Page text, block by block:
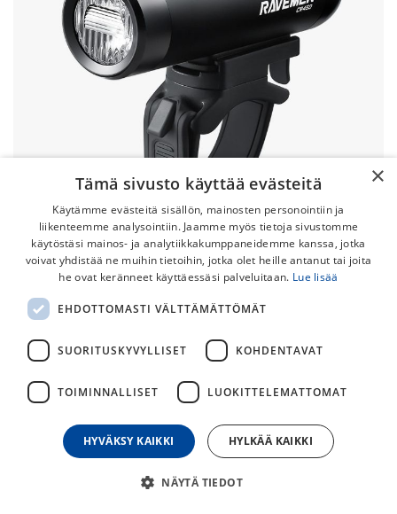
Ravemen CR450 Etuvalo
Ravemen CR450 on kompakti etuvalo kaupunkipyöräilyyn ja
59,00
päivän alin hinta
×
Tämä sivusto käyttää evästeitä
Käytämme evästeitä sisällön, mainosten personointiin ja
liikenteemme analysointiin. Jaamme myös tietoja sivustomme
käytöstäsi mainos- ja analytiikkakumppaneidemme kanssa, jotka
voivat yhdistää ne muihin tietoihin, jotka olet heille antanut tai joita
he ovat keränneet käyttäessäsi palveluitaan. Lue lisää
EHDOTTOMASTI VÄLTTÄMÄTTÖMÄT
SUORITUSKYVYLLISET KOHDENTAVAT
TOIMINNALLISET LUOKITTELEMATTOMAT
HYVÄKSY KAIKKI HYLKÄÄ KAIKKI
NÄYTÄ TIEDOT